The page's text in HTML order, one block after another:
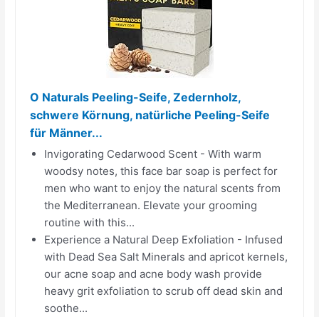
O Naturals Peeling-Seife, Zedernholz,
schwere Körnung, natürliche Peeling-Seife
für Männer...
Invigorating Cedarwood Scent - With warm
woodsy notes, this face bar soap is perfect for
men who want to enjoy the natural scents from
the Mediterranean. Elevate your grooming
routine with this...
Experience a Natural Deep Exfoliation - Infused
with Dead Sea Salt Minerals and apricot kernels,
our acne soap and acne body wash provide
heavy grit exfoliation to scrub off dead skin and
soothe...